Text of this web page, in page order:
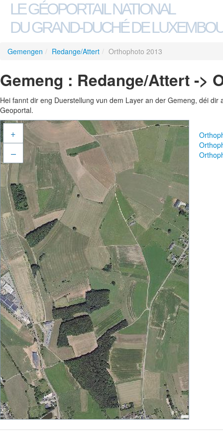
LE GÉOPORTAIL NATIONAL
DU GRAND-DUCHÉ DE
Gemengen / Redange/Attert / Orthophoto 2013
Gemeng : Redange/Attert ->
Hei fannt dir eng Duerstellung vun dem Layer an der Gemeng, déi
Geoportal.
+
–